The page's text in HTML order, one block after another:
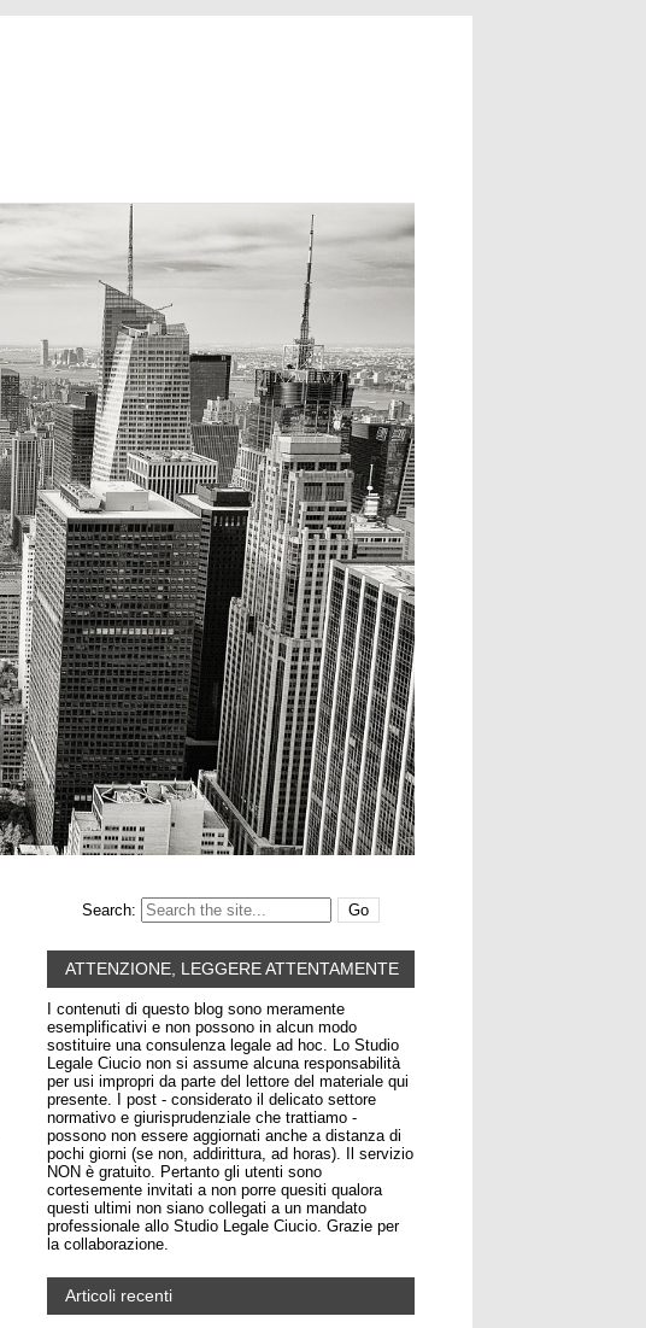
Search:
ATTENZIONE, LEGGERE ATTENTAMENTE
I contenuti di questo blog sono meramente
esemplificativi e non possono in alcun modo
sostituire una consulenza legale ad hoc. Lo Studio
Legale Ciucio non si assume alcuna responsabilità
per usi impropri da parte del lettore del materiale qui
presente. I post - considerato il delicato settore
normativo e giurisprudenziale che trattiamo -
possono non essere aggiornati anche a distanza di
pochi giorni (se non, addirittura, ad horas). Il servizio
NON è gratuito. Pertanto gli utenti sono
cortesemente invitati a non porre quesiti qualora
questi ultimi non siano collegati a un mandato
professionale allo Studio Legale Ciucio. Grazie per
la collaborazione.
Articoli recenti